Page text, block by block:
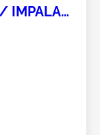
IMPALA